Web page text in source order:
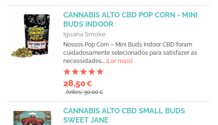
CANNABIS ALTO CBD POP CORN - MINI
BUDS INDOOR
Iguana Smoke
Nossos Pop Corn – Mini Buds Indoor CBD foram
cuidadosamente selecionados para satisfazer as
necessidades... [Ler mais]
28,50€
Antes: 30,00€
CANNABIS ALTO CBD SMALL BUDS
SWEET JANE